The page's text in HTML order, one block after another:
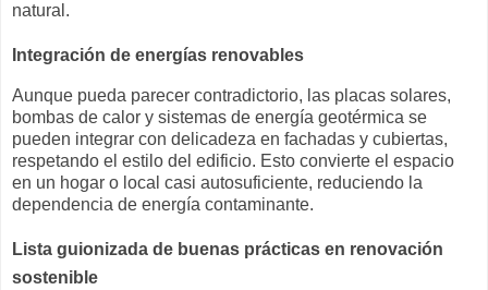
natural.
Integración de energías renovables
Aunque pueda parecer contradictorio, las placas solares,
bombas de calor y sistemas de energía geotérmica se
pueden integrar con delicadeza en fachadas y cubiertas,
respetando el estilo del edificio. Esto convierte el espacio
en un hogar o local casi autosuficiente, reduciendo la
dependencia de energía contaminante.
Lista guionizada de buenas prácticas en renovación
sostenible